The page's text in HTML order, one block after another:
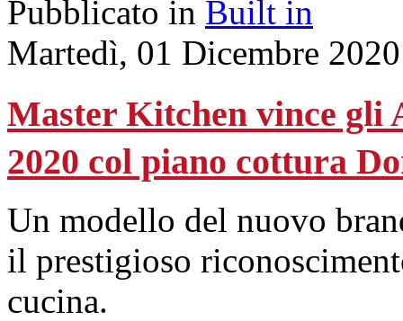
Pubblicato in Built in
Martedì, 01 Dicembre
Master Kitchen vince gli
2020 col piano cottura
Un modello del nuovo
il prestigioso
cucina.